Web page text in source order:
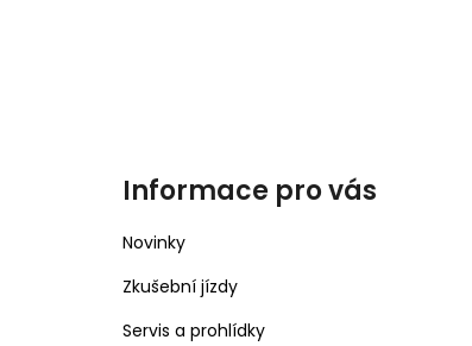
Informace pro vás
Novinky
Zkušební jízdy
Servis a prohlídky